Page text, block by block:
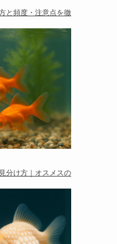
と頻度・注意点を徹
分け方｜オスメスの